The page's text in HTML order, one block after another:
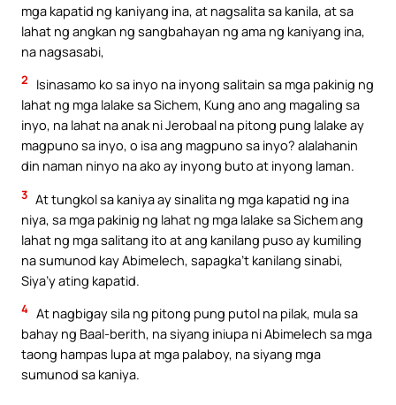
mga kapatid ng kaniyang ina, at nagsalita sa kanila, at sa
lahat ng angkan ng sangbahayan ng ama ng kaniyang ina,
na nagsasabi,
2
Isinasamo ko sa inyo na inyong salitain sa mga pakinig ng
lahat ng mga lalake sa Sichem, Kung ano ang magaling sa
inyo, na lahat na anak ni Jerobaal na pitong pung lalake ay
magpuno sa inyo, o isa ang magpuno sa inyo? alalahanin
din naman ninyo na ako ay inyong buto at inyong laman.
3 At tungkol sa kaniya ay sinalita ng mga kapatid ng ina
niya, sa mga pakinig ng lahat ng mga lalake sa Sichem ang
lahat ng mga salitang ito at ang kanilang puso ay kumiling
na sumunod kay Abimelech, sapagka’t kanilang sinabi,
Siya’y ating kapatid.
4 At nagbigay sila ng pitong pung putol na pilak, mula sa
bahay ng Baal-berith, na siyang iniupa ni Abimelech sa mga
taong hampas lupa at mga palaboy, na siyang mga
sumunod sa kaniya.